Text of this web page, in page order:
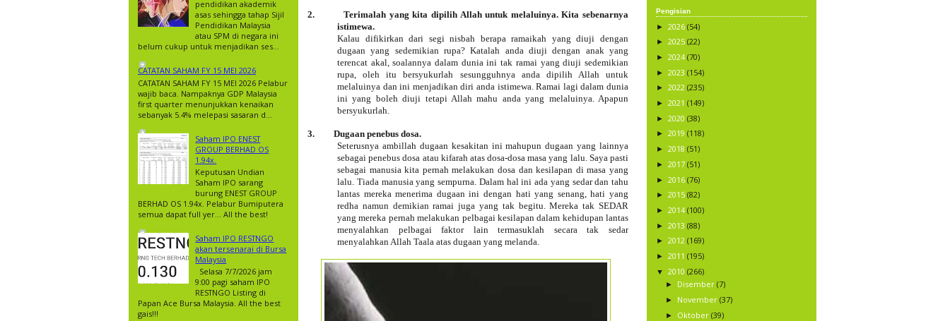
pendidikan akademik
asas sehingga tahap Sijil
Pendidikan Malaysia
atau SPM di negara ini
belum cukup untuk menjadikan ses...
CATATAN SAHAM FY 15 MEI 2026
CATATAN SAHAM FY 15 MEI 2026 Pelabur
wajib baca. Nampaknya GDP Malaysia
first quarter menunjukkan kenaikan
sebanyak 5.4% melepasi sasaran d...
Saham IPO ENEST
GROUP BERHAD OS
1.94x.
Keputusan Undian
Saham IPO sarang
burung ENEST GROUP
BERHAD OS 1.94x. Pelabur Bumiputera
semua dapat full yer… All the best!
Saham IPO RESTNGO
akan tersenarai di Bursa
Malaysia
Selasa 7/7/2026 jam
9:00 pagi saham IPO
RESTNGO Listing di
Papan Ace Bursa Malaysia. All the best
gais!!!
2.
Terimalah yang kita dipilih Allah untuk melaluinya. Kita sebenarnya
istimewa.
Kalau difikirkan dari segi nisbah berapa ramaikah yang diuji dengan
dugaan yang sedemikian rupa? Katalah anda diuji dengan anak yang
terencat akal, soalannya dalam dunia ini tak ramai yang diuji sedemikian
rupa, oleh itu bersyukurlah sesungguhnya anda dipilih Allah untuk
melaluinya dan ini menjadikan diri anda istimewa. Ramai lagi dalam dunia
ini yang boleh diuji tetapi Allah mahu anda yang melaluinya. Apapun
bersyukurlah.
3.
Dugaan penebus dosa.
Seterusnya ambillah dugaan kesakitan ini mahupun dugaan yang lainnya
sebagai penebus dosa atau kifarah atas dosa-dosa masa yang lalu. Saya pasti
sebagai manusia kita pernah melakukan dosa dan kesilapan di masa yang
lalu. Tiada manusia yang sempurna. Dalam hal ini ada yang sedar dan tahu
lantas mereka menerima dugaan ini dengan hati yang senang, hati yang
redha namun demikian ramai juga yang tak begitu. Mereka tak SEDAR
yang mereka pernah melakukan pelbagai kesilapan dalam kehidupan lantas
menyalahkan pelbagai faktor lain termasuklah secara tak sedar
menyalahkan Allah Taala atas dugaan yang melanda.
Pengisian
► 2026 (54)
► 2025 (22)
► 2024 (70)
► 2023 (154)
► 2022 (235)
► 2021 (149)
► 2020 (38)
► 2019 (118)
► 2018 (51)
► 2017 (51)
► 2016 (76)
► 2015 (82)
► 2014 (100)
► 2013 (88)
► 2012 (169)
► 2011 (195)
▼ 2010 (266)
► Disember (7)
► November (37)
► Oktober (39)